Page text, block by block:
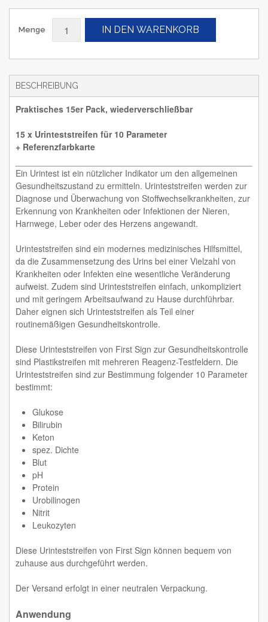
Menge IN DEN WARENKORB
BESCHREIBUNG
Praktisches 15er Pack, wiederverschließbar
15 x Urinteststreifen für 10 Parameter
+ Referenzfarbkarte
Ein Urintest ist ein nützlicher Indikator um den allgemeinen
Gesundheitszustand zu ermitteln. Urinteststreifen werden zur
Diagnose und Überwachung von Stoffwechselkrankheiten, zur
Erkennung von Krankheiten oder Infektionen der Nieren,
Harnwege, Leber oder des Herzens angewandt.
Urinteststreifen sind ein modernes medizinisches Hilfsmittel,
da die Zusammensetzung des Urins bei einer Vielzahl von
Krankheiten oder Infekten eine wesentliche Veränderung
aufweist. Zudem sind Urinteststreifen einfach, unkompliziert
und mit geringem Arbeitsaufwand zu Hause durchführbar.
Daher eignen sich Urinteststreifen als Teil einer
routinemäßigen Gesundheitskontrolle.
Diese Urinteststreifen von First Sign zur Gesundheitskontrolle
sind Plastikstreifen mit mehreren Reagenz-Testfeldern. Die
Urinteststreifen sind zur Bestimmung folgender 10 Parameter
bestimmt:
Glukose
Bilirubin
Keton
spez. Dichte
Blut
pH
Protein
Urobilinogen
Nitrit
Leukozyten
Diese Urinteststreifen von First Sign können bequem von
zuhause aus durchgeführt werden.
Der Versand erfolgt in einer neutralen Verpackung.
Anwendung